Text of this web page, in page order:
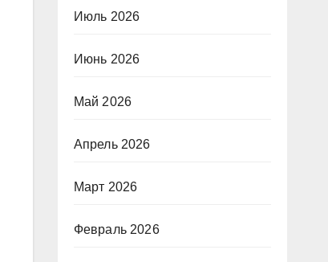
Июль 2026
Июнь 2026
Май 2026
Апрель 2026
Март 2026
Февраль 2026